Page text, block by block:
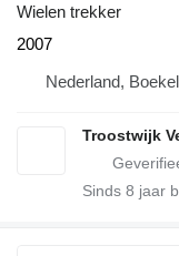
Wielen trekker
2007
Nederland, Boekel
Troostwijk
Sinds 8 jaar